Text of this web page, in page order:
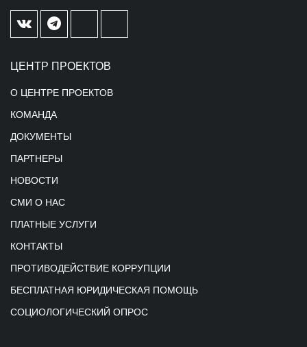
ЦЕНТР ПРОЕКТОВ
О ЦЕНТРЕ ПРОЕКТОВ
КОМАНДА
ДОКУМЕНТЫ
ПАРТНЕРЫ
НОВОСТИ
СМИ О НАС
ПЛАТНЫЕ УСЛУГИ
КОНТАКТЫ
ПРОТИВОДЕЙСТВИЕ КОРРУПЦИИ
БЕСПЛАТНАЯ ЮРИДИЧЕСКАЯ ПОМОЩЬ
СОЦИОЛОГИЧЕСКИЙ ОПРОС